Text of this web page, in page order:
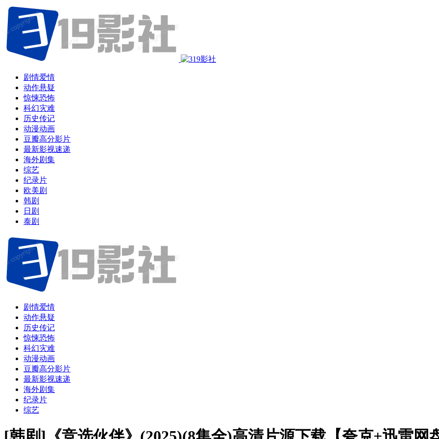
剧情爱情
动作悬疑
惊悚恐怖
科幻灾难
历史传记
动漫动画
豆瓣高分影片
最新影视速递
海外剧集
综艺
纪录片
欧美剧
韩剧
日剧
泰剧
剧情爱情
动作悬疑
历史传记
惊悚恐怖
科幻灾难
动漫动画
豆瓣高分影片
最新影视速递
海外剧集
纪录片
综艺